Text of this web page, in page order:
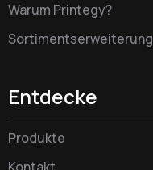
Warum Printegy?
Sortimentserweiterung
Entdecke
Produkte